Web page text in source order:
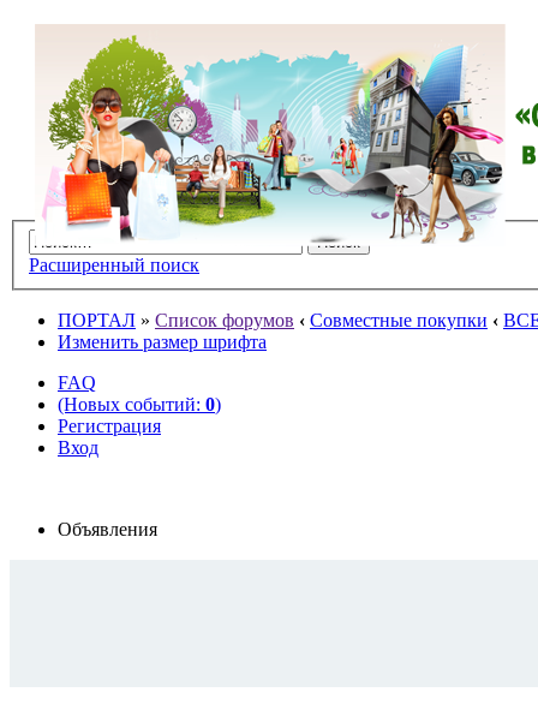
Расширенный поиск
ПОРТАЛ » Список форумов ‹ Совместные покупки ‹
Изменить размер шрифта
FAQ
(Новых событий: 0)
Регистрация
Вход
Объявления